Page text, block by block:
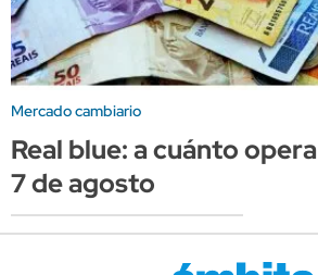
Mercado cambiario
Real blue: a cuánto
7 de agosto